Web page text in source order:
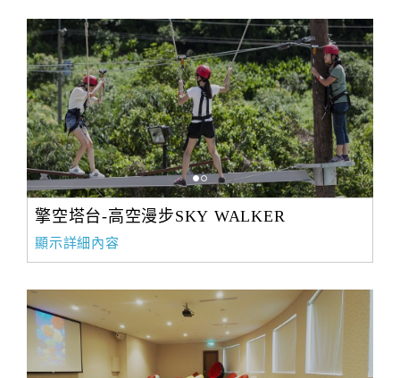
擎空塔台-高空漫步SKY WALKER
顯示詳細內容